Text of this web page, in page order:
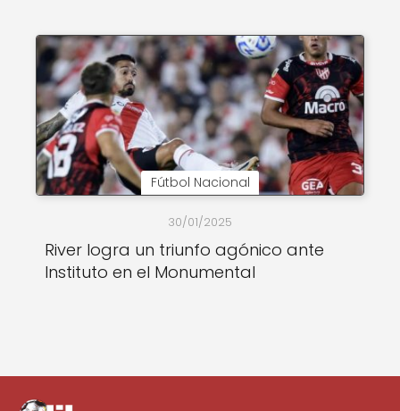
Fútbol Nacional
30/01/2025
River logra un triunfo agónico ante
Instituto en el Monumental